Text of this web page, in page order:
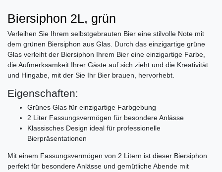
Biersiphon 2L, grün
Verleihen Sie Ihrem selbstgebrauten Bier eine stilvolle Note mit
dem grünen Biersiphon aus Glas. Durch das einzigartige grüne
Glas verleiht der Biersiphon Ihrem Bier eine einzigartige Farbe,
die Aufmerksamkeit Ihrer Gäste auf sich zieht und die Kreativität
und Hingabe, mit der Sie Ihr Bier brauen, hervorhebt.
Eigenschaften:
Grünes Glas für einzigartige Farbgebung
2 Liter Fassungsvermögen für besondere Anlässe
Klassisches Design ideal für professionelle
Bierpräsentationen
Mit einem Fassungsvermögen von 2 Litern ist dieser Biersiphon
perfekt für besondere Anlässe und gemütliche Abende mit